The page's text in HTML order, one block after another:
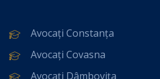
Avocați Constanța
Avocați Covasna
Avocați Dâmbovița